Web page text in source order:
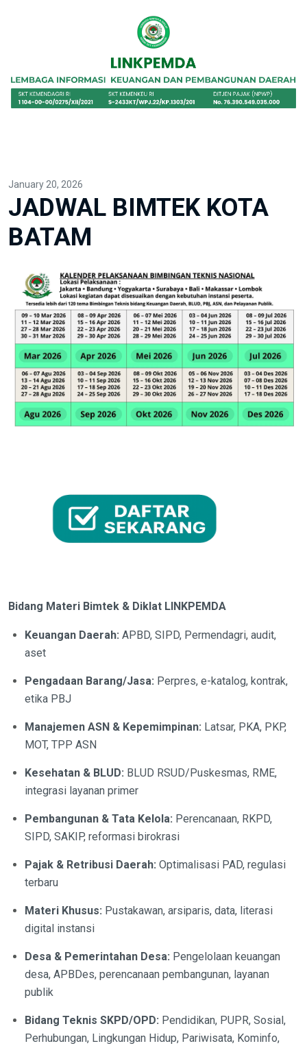
January 20, 2026
JADWAL BIMTEK KOTA
BATAM
Bidang Materi Bimtek & Diklat LINKPEMDA
Keuangan Daerah: APBD, SIPD, Permendagri, audit,
aset
Pengadaan Barang/Jasa: Perpres, e-katalog, kontrak,
etika PBJ
Manajemen ASN & Kepemimpinan: Latsar, PKA, PKP,
MOT, TPP ASN
Kesehatan & BLUD: BLUD RSUD/Puskesmas, RME,
integrasi layanan primer
Pembangunan & Tata Kelola: Perencanaan, RKPD,
SIPD, SAKIP, reformasi birokrasi
Pajak & Retribusi Daerah: Optimalisasi PAD, regulasi
terbaru
Materi Khusus: Pustakawan, arsiparis, data, literasi
digital instansi
Desa & Pemerintahan Desa: Pengelolaan keuangan
desa, APBDes, perencanaan pembangunan, layanan
publik
Bidang Teknis SKPD/OPD: Pendidikan, PUPR, Sosial,
Perhubungan, Lingkungan Hidup, Pariwisata, Kominfo,